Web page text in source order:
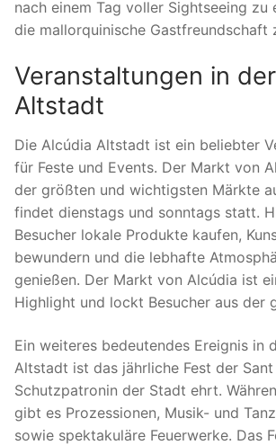
nach einem Tag voller Sightseeing zu
die mallorquinische Gastfreundschaft
Veranstaltungen in
Altstadt
Die Alcúdia Altstadt ist ein beliebter
für Feste und Events. Der Markt von
der größten und wichtigsten Märkte
findet dienstags und sonntags statt.
Besucher lokale Produkte kaufen,
bewundern und die lebhafte
genießen. Der Markt von Alcúdia ist
Highlight und lockt Besucher aus der
Ein weiteres bedeutendes Ereignis in
Altstadt ist das jährliche Fest der
Schutzpatronin der Stadt ehrt.
gibt es Prozessionen, Musik- und
sowie spektakuläre Feuerwerke. Das